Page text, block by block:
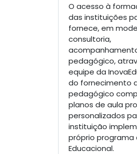
O acesso à
das instituições
fornece, em
consultoria,
pedagógico,
equipe da
do fornecimento
pedagógico
planos de aula
personalizados
instituição
próprio programa
Educacional.